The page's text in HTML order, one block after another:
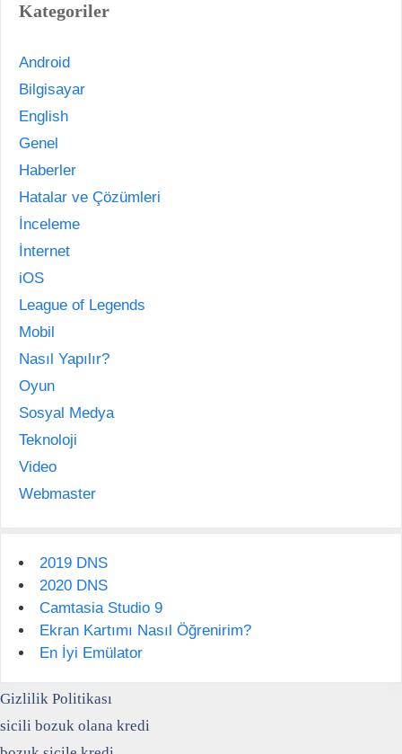
Kategoriler
Android
Bilgisayar
English
Genel
Haberler
Hatalar ve Çözümleri
İnceleme
İnternet
iOS
League of Legends
Mobil
Nasıl Yapılır?
Oyun
Sosyal Medya
Teknoloji
Video
Webmaster
2019 DNS
2020 DNS
Camtasia Studio 9
Ekran Kartımı Nasıl Öğrenirim?
En İyi Emülator
Gizlilik Politikası
sicili bozuk olana kredi